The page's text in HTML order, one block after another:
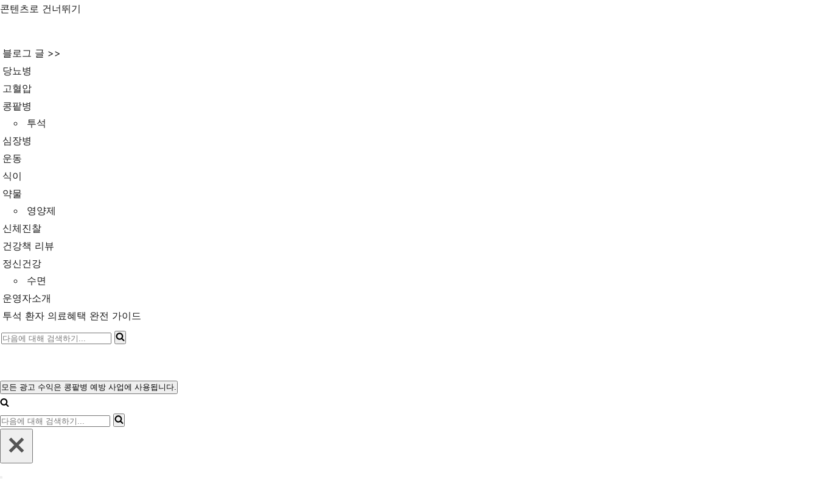
콘텐츠로 건너뛰기
블로그 글 >>
당뇨병
고혈압
콩팥병
투석
심장병
운동
식이
약물
영양제
신체진찰
건강책 리뷰
정신건강
수면
운영자소개
투석 환자 의료혜택 완전 가이드
다
대
해
검
색
모든 광고 수익은 콩팥병 예방 사업에 사용됩니다.
다